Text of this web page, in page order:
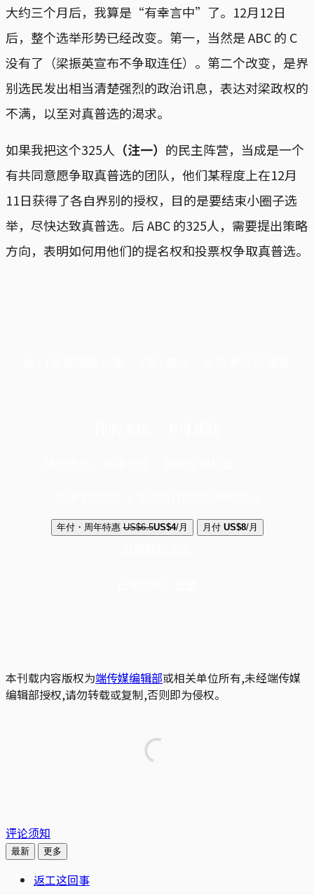
大约三个月后，我算是“有幸言中”了。12月12日
后，整个选举形势已经改变。第一，当然是 ABC 的 C
没有了（梁振英宣布不争取连任）。第二个改变，是界
别选民发出相当清楚强烈的政治讯息，表达对梁政权的
不满，以至对真普选的渴求。
如果我把这个325人 （注一） 的民主阵营，当成是一个
有共同意愿争取真普选的团队，他们某程度上在12月
11日获得了各自界别的授权，目的是要结束小圈子选
举，尽快达致真普选。后 ABC 的325人，需要提出策略
方向，表明如何用他们的提名权和投票权争取真普选。
年付・周年特惠 US$6.5US$4/月 月付 US$8/月
本刊载内容版权为端传媒编辑部或相关单位所有,未经端传媒
编辑部授权,请勿转载或复制,否则即为侵权。
评论须知
最新 更多
返工这回事